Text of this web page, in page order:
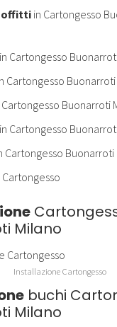
in Cartongesso
in Cartongesso
Cartongesso
Cartongesso Buonarroti
in Cartongesso
Cartongesso Buonarroti
Cartongesso
Milano
Installazione Cartongesso
buchi
Milano